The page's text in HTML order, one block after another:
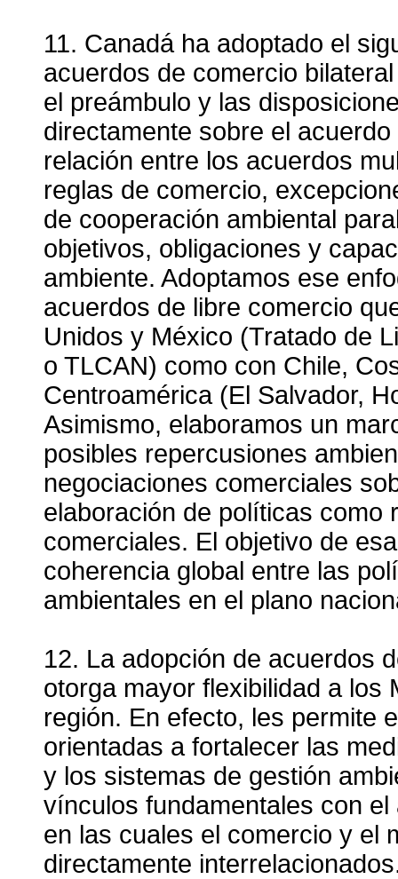
11. Canadá ha adoptado el
acuerdos de comercio
el preámbulo y las
directamente sobre el
relación entre los acuerdos
reglas de comercio,
de cooperación ambiental
objetivos, obligaciones y
ambiente. Adoptamos ese
acuerdos de libre comercio
Unidos y México (Tratado de
o TLCAN) como con Chile,
Centroamérica (El Salvador,
Asimismo, elaboramos un
posibles repercusiones
negociaciones comerciales
elaboración de políticas como
comerciales. El objetivo de
coherencia global entre las
ambientales en el plano
12. La adopción de acuerdos
otorga mayor flexibilidad a los
región. En efecto, les permite
orientadas a fortalecer las
y los sistemas de gestión
vínculos fundamentales con
en las cuales el comercio y el
directamente